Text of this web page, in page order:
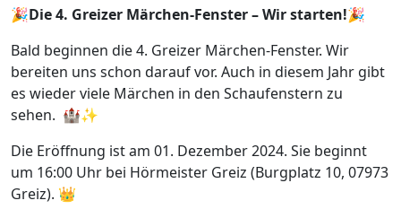
🎉Die 4. Greizer Märchen-Fenster – Wir starten!🎉
Bald beginnen die 4. Greizer Märchen-Fenster. Wir
bereiten uns schon darauf vor. Auch in diesem Jahr gibt
es wieder viele Märchen in den Schaufenstern zu
sehen. 🏰✨
Die Eröffnung ist am 01. Dezember 2024. Sie beginnt
um 16:00 Uhr bei Hörmeister Greiz (Burgplatz 10, 07973
Greiz). 👑